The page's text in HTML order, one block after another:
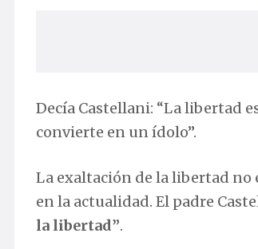
Decía Castellani: “La libertad
convierte en un ídolo”.
La exaltación de la libertad no
en la actualidad. El padre
la libertad”.